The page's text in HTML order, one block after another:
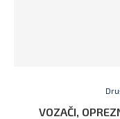
VOZAČI,